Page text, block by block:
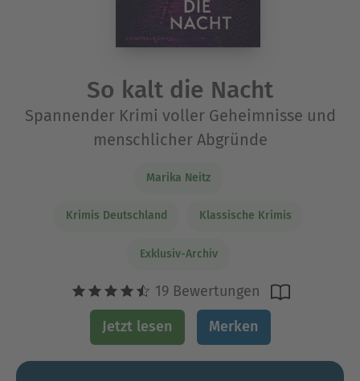
So kalt die Nacht
Spannender Krimi voller Geheimnisse und
menschlicher Abgründe
Marika Neitz
Krimis Deutschland Klassische Krimis
Exklusiv-Archiv
19 Bewertungen
Jetzt lesen Merken